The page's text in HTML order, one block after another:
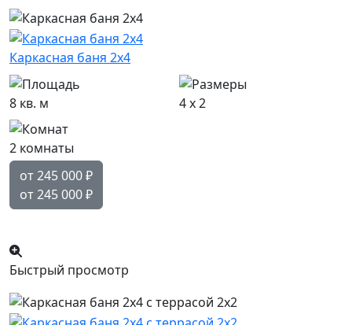
Каркасная баня 2х4
8 кв. м 4 x 2
2 комнаты
от 245 000₽
от 245 000₽
Быстрый просмотр